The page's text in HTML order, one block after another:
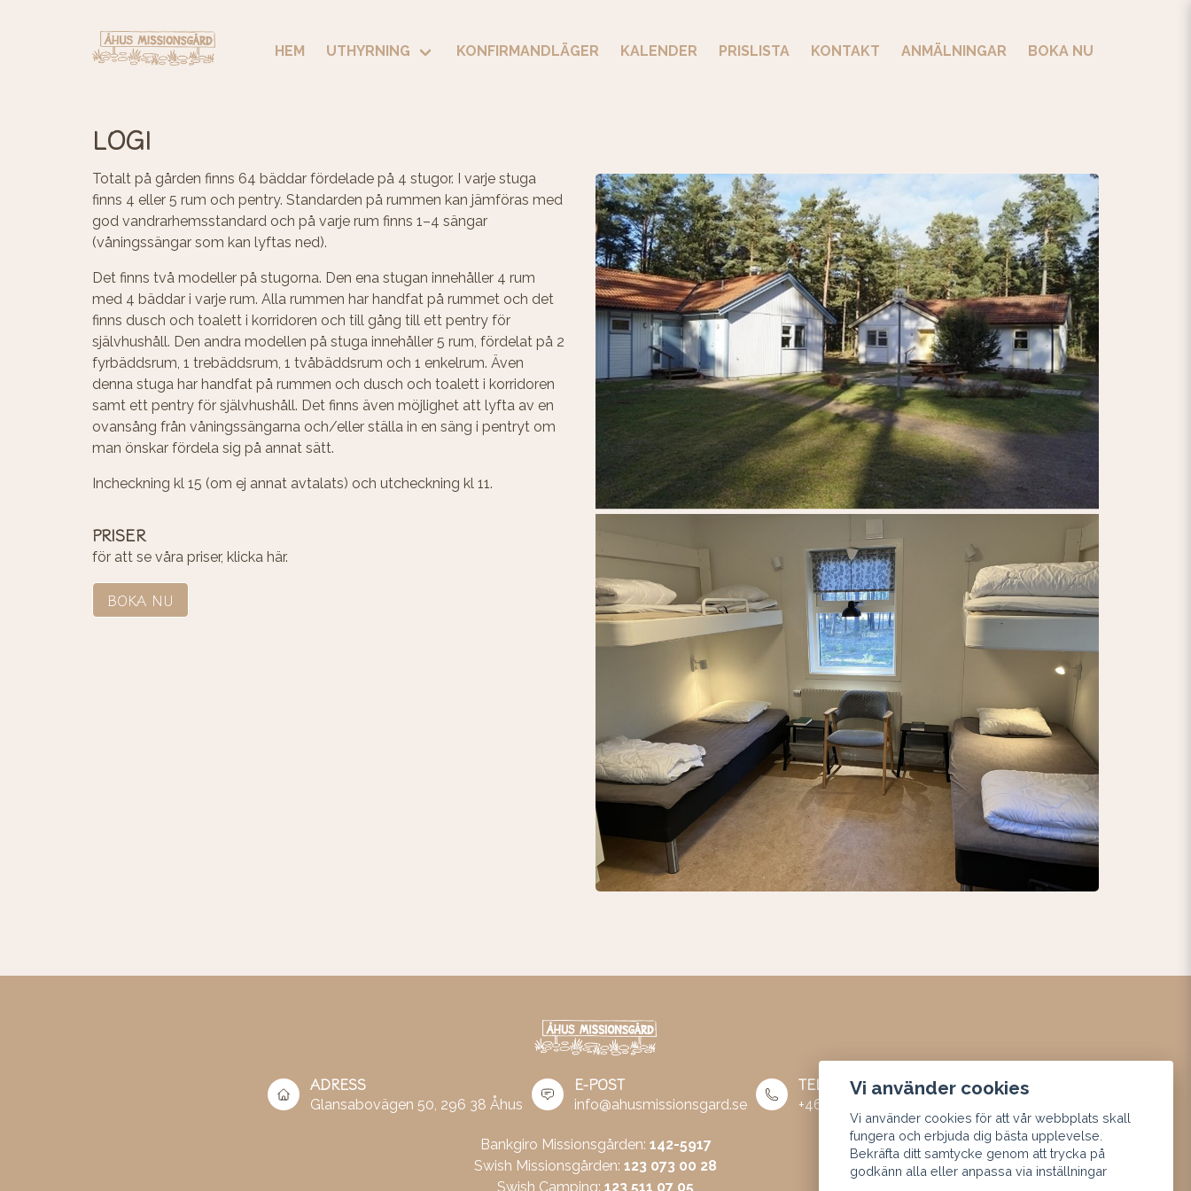
HEM UTHYRNING KONFIRMANDLÄGER KALENDER PRISLISTA KONTAKT ANMÄLNINGAR BOKA NU
LOGI
Totalt på gården finns 64 bäddar fördelade på 4 stugor. I varje stuga
finns 4 eller 5 rum och pentry. Standarden på rummen kan jämföras med
god vandrarhemsstandard och på varje rum finns 1–4 sängar
(våningssängar som kan lyftas ned).
Det finns två modeller på stugorna. Den ena stugan innehåller 4 rum
med 4 bäddar i varje rum. Alla rummen har handfat på rummet och det
finns dusch och toalett i korridoren och till gång till ett pentry för
självhushåll. Den andra modellen på stuga innehåller 5 rum, fördelat på 2
fyrbäddsrum, 1 trebäddsrum, 1 tvåbäddsrum och 1 enkelrum. Även
denna stuga har handfat på rummen och dusch och toalett i korridoren
samt ett pentry för självhushåll. Det finns även möjlighet att lyfta av en
ovansång från våningssängarna och/eller ställa in en säng i pentryt om
man önskar fördela sig på annat sätt.
Incheckning kl 15 (om ej annat avtalats) och utcheckning kl 11.
PRISER
för att se våra priser, klicka här.
BOKA NU
ADRESS
Glansabovägen 50, 296 38 Åhus
E-POST
info@ahusmissionsgard.se
TELEFON
+46 (0) 44 24 75 55
Bankgiro Missionsgården: 142-5917
Swish Missionsgården: 123 073 00 28
Swish Camping: 123 511 07 05
Vi använder cookies
Vi använder cookies för att vår webbplats skall
fungera och erbjuda dig bästa upplevelse.
Bekräfta ditt samtycke genom att trycka på
godkänn alla eller anpassa via inställningar